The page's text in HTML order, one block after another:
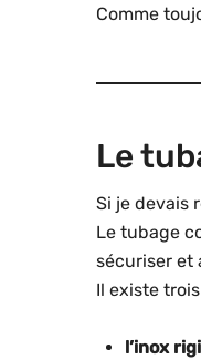
Comme
Le
Si je devais
Le tubage
sécuriser et
Il existe
l’inox